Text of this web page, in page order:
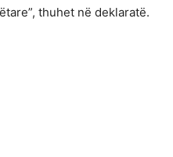
thuhet në deklaratë.